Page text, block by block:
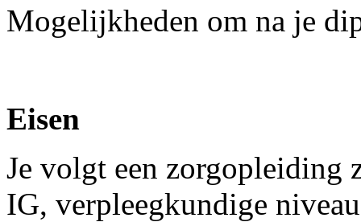
Mogelijkheden om na je
Eisen
Je volgt een zorgopleiding
IG, verpleegkundige